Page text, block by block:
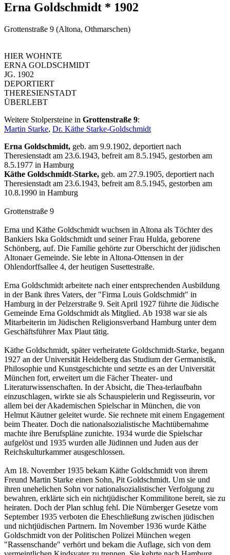
Erna Goldschmidt * 1902
Grottenstraße 9 (Altona, Othmarschen)
HIER WOHNTE
ERNA GOLDSCHMIDT
JG. 1902
DEPORTIERT
THERESIENSTADT
ÜBERLEBT
Weitere Stolpersteine in Grottenstraße 9:
Martin Starke, Dr. Käthe Starke-Goldschmidt
Erna Goldschmidt, geb. am 9.9.1902, deportiert nach
Theresienstadt am 23.6.1943, befreit am 8.5.1945, gestorben am
8.5.1977 in Hamburg
Käthe Goldschmidt-Starke, geb. am 27.9.1905, deportiert nach
Theresienstadt am 23.6.1943, befreit am 8.5.1945, gestorben am
10.8.1990 in Hamburg
Grottenstraße 9
Erna und Käthe Goldschmidt wuchsen in Altona als Töchter des
Bankiers Iska Goldschmidt und seiner Frau Hulda, geborene
Schönberg, auf. Die Familie gehörte zur Oberschicht der jüdischen
Altonaer Gemeinde. Sie lebte in Altona-Ottensen in der
Ohlendorffsallee 4, der heutigen Susettestraße.
Erna Goldschmidt arbeitete nach einer entsprechenden Ausbildung
in der Bank ihres Vaters, der "Firma Louis Goldschmidt" in
Hamburg in der Pelzerstraße 9. Seit April 1927 führte die Jüdische
Gemeinde Erna Goldschmidt als Mitglied. Ab 1938 war sie als
Mitarbeiterin im Jüdischen Religionsverband Hamburg unter dem
Geschäftsführer Max Plaut tätig.
Käthe Goldschmidt, später verheiratete Goldschmidt-Starke, begann
1927 an der Universität Heidelberg das Studium der Germanistik,
Philosophie und Kunstgeschichte und setzte es an der Universität
München fort, erweitert um die Fächer Theater- und
Literaturwissenschaften. In der Absicht, die Thea-terlaufbahn
einzuschlagen, wirkte sie als Schauspielerin und Regisseurin, vor
allem bei der Akademischen Spielschar in München, die von
Helmut Käutner geleitet wurde. Sie rechnete mit einem Engagement
beim Theater. Doch die nationalsozialistische Machtübernahme
machte ihre Berufspläne zunichte. 1934 wurde die Spielschar
aufgelöst und 1935 wurden alle Jüdinnen und Juden aus der
Reichskulturkammer ausgeschlossen.
Am 18. November 1935 bekam Käthe Goldschmidt von ihrem
Freund Martin Starke einen Sohn, Pit Goldschmidt. Um sie und
ihren unehelichen Sohn vor nationalsozialistischer Verfolgung zu
bewahren, erklärte sich ein nichtjüdischer Kommilitone bereit, sie zu
heiraten. Doch der Plan schlug fehl. Die Nürnberger Gesetze vom
September 1935 verboten die Eheschließung zwischen jüdischen
und nichtjüdischen Partnern. Im November 1936 wurde Käthe
Goldschmidt von der Politischen Polizei München wegen
"Rassenschande" verhört und bekam die Auflage, sich von dem